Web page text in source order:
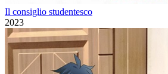
Il consiglio studentesco
2023